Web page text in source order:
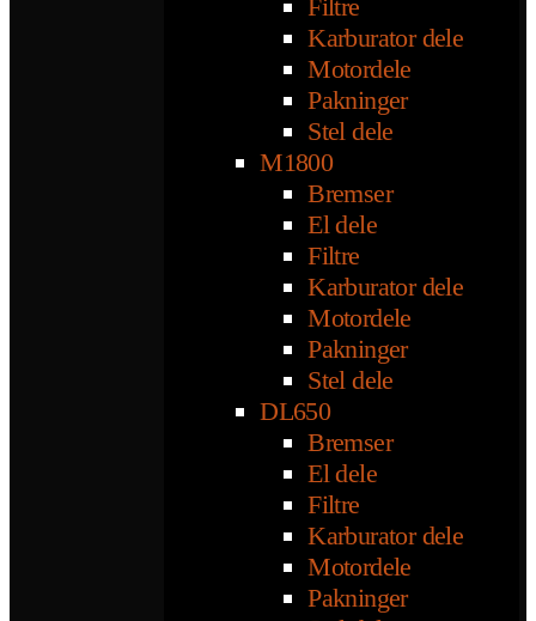
Filtre
Karburator dele
Motordele
Pakninger
Stel dele
M1800
Bremser
El dele
Filtre
Karburator dele
Motordele
Pakninger
Stel dele
DL650
Bremser
El dele
Filtre
Karburator dele
Motordele
Pakninger